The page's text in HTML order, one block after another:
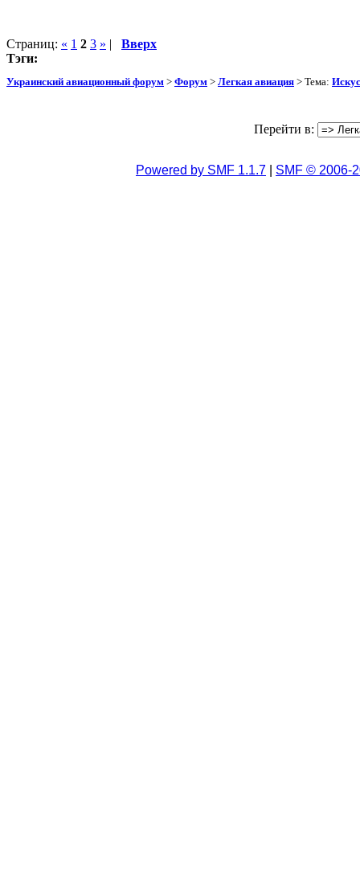
Страниц: « 1 2 3 » | Вверх
Тэги:
Украинский авиационный форум > Форум > Легкая авиация > Тема:
Перейти в:
Powered by SMF 1.1.7 SMF © 2006-